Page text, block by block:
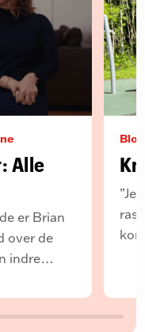
Alle
er Brian
over de
indre
hvor